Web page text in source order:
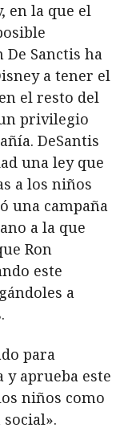
en la que el
De Sanctis ha
a tener el
el resto del
privilegio
DeSantis
una ley que
a los niños
una campaña
a la que
Ron
este
a
para
y aprueba este
niños como